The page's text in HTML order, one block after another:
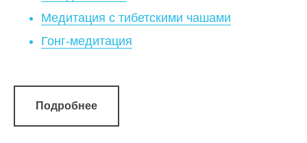
Медитация с тибетскими чашами
Гонг-медитация
Подробнее